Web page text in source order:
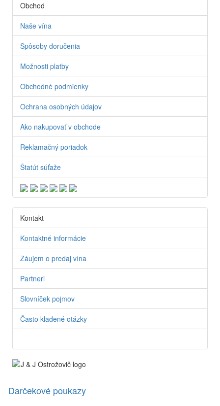
Obchod
Naše vína
Spôsoby doručenia
Možnosti platby
Obchodné podmienky
Ochrana osobných údajov
Ako nakupovať v obchode
Reklamačný poriadok
Štatút súťaže
Kontakt
Kontaktné informácie
Záujem o predaj vína
Partneri
Slovníček pojmov
Často kladené otázky
Darčekové poukazy